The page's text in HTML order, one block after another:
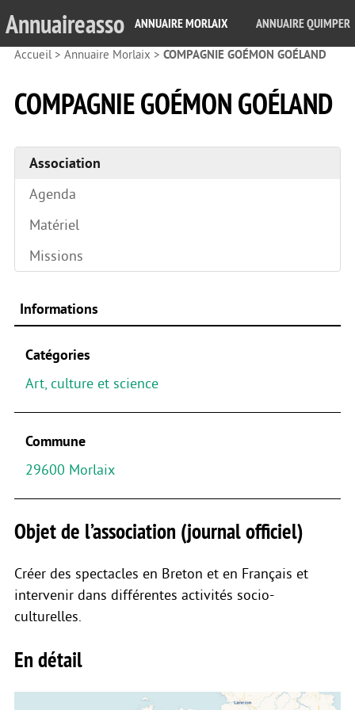
Annuaireasso ANNUAIRE MORLAIX ANNUAIRE QUIMPER
Accueil> Annuaire Morlaix > COMPAGNIE GOÉMON GOÉLAND
COMPAGNIE GOÉMON GOÉLAND
Association
Agenda
Matériel
Missions
Informations
Catégories
Art, culture et science
Commune
29600 Morlaix
Objet de l’association (journal officiel)
Créer des spectacles en Breton et en Français et
intervenir dans différentes activités socio-
culturelles.
En détail